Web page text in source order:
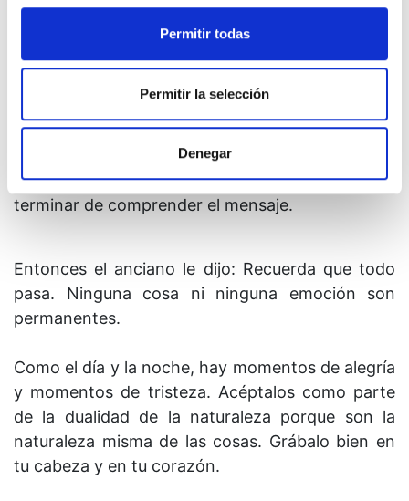
Permitir todas
Permitir la selección
Denegar
paz, el mismo silencio, en medio de la
muchedumbre que celebraba y bailaba. El orgullo
y el ego habían desaparecido. El rey pudo
terminar de comprender el mensaje.
Entonces el anciano le dijo: Recuerda que todo
pasa. Ninguna cosa ni ninguna emoción son
permanentes.
Como el día y la noche, hay momentos de alegría
y momentos de tristeza. Acéptalos como parte
de la dualidad de la naturaleza porque son la
naturaleza misma de las cosas. Grábalo bien en
tu cabeza y en tu corazón.